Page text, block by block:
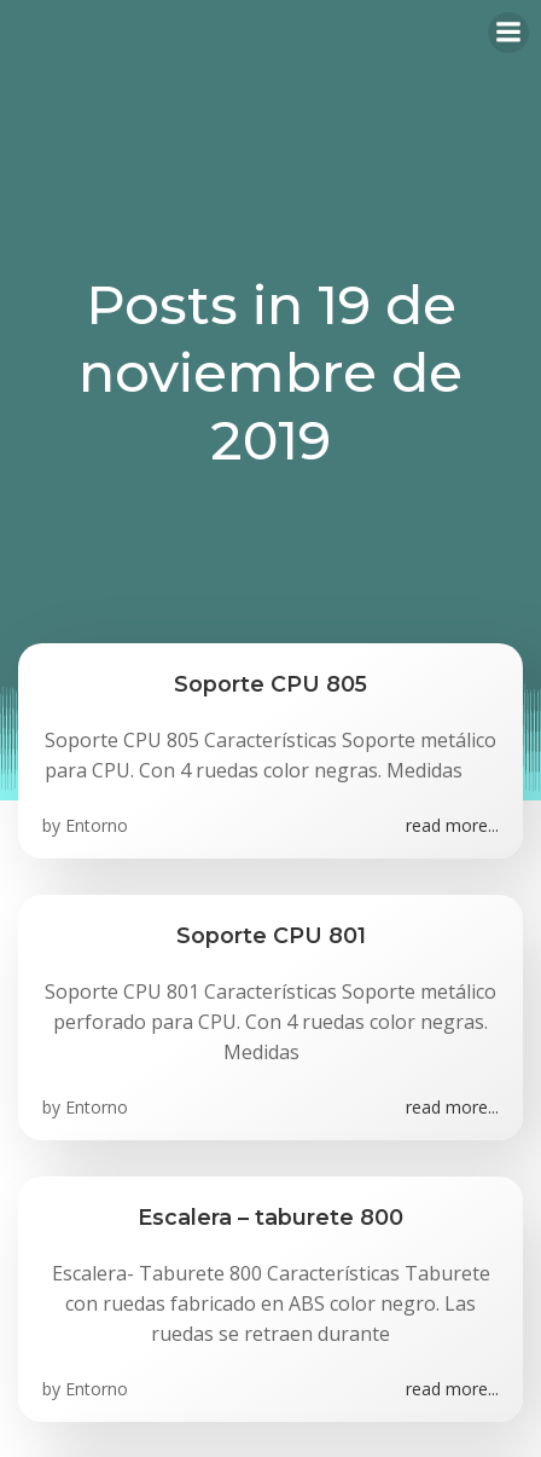
Posts in 19 de
noviembre de
2019
Soporte CPU 805
Soporte CPU 805 Características Soporte metálico
para CPU. Con 4 ruedas color negras. Medidas
by Entorno read more...
Soporte CPU 801
Soporte CPU 801 Características Soporte metálico
perforado para CPU. Con 4 ruedas color negras.
Medidas
by Entorno read more...
Escalera – taburete 800
Escalera- Taburete 800 Características Taburete
con ruedas fabricado en ABS color negro. Las
ruedas se retraen durante
by Entorno read more...